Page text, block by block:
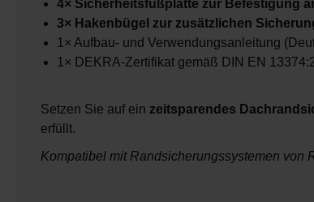
4× Sicherheitsfußplatte zur Befestigung
3× Hakenbügel zur zusätzlichen
1× Aufbau- und Verwendungsanleitung
1× DEKRA-Zertifikat gemäß DIN EN
Setzen Sie auf ein zeitsparendes
erfüllt.
Kompatibel mit Randsicherungssystemen von